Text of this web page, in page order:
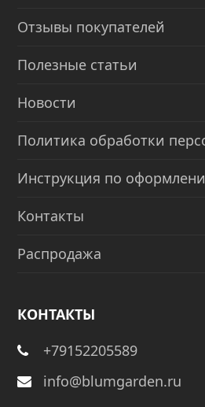
Отзывы покупателей
Полезные статьи
Новости
Политика обработки
Инструкция по
Контакты
Распродажа
КОНТАКТЫ
+79152205589
info@blumgarden.ru